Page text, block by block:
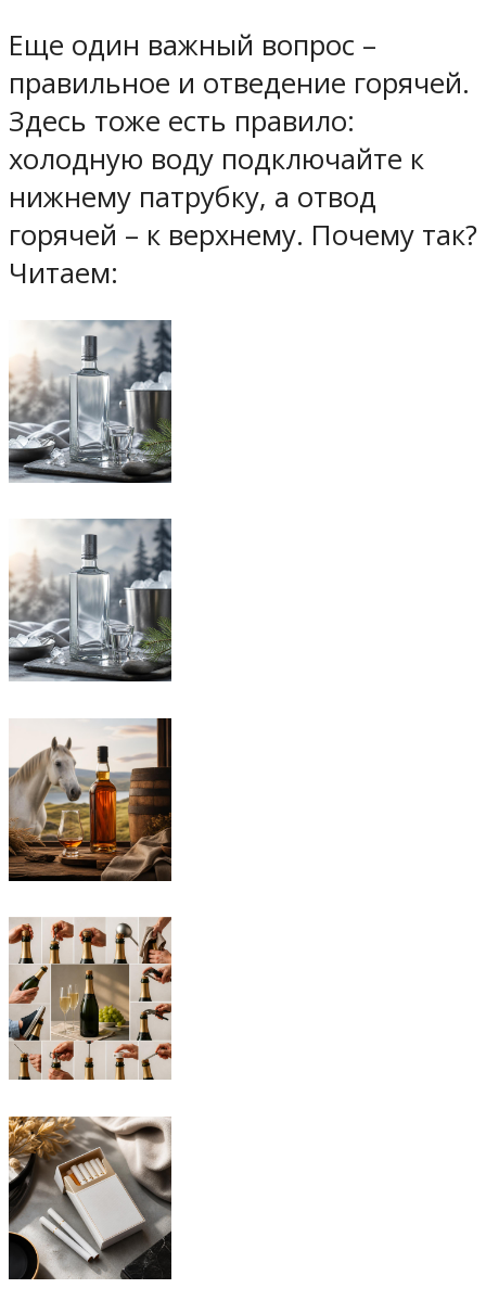
Еще один важный вопрос –
правильное и отведение горячей.
Здесь тоже есть правило:
холодную воду подключайте к
нижнему патрубку, а отвод
горячей – к верхнему. Почему так?
Читаем: